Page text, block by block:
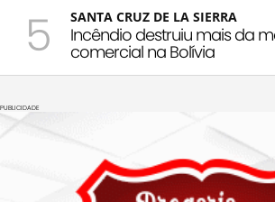
5 SANTA CRUZ DE LA SIERRA
Incêndio destruiu mais da
comercial na Bolívia
PUBLICIDADE